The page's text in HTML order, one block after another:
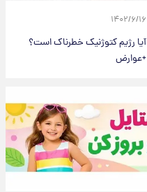
۱۴۰۲/۶/۱۶
آیا رژیم کتوژنیک خطرناک است؟
+عوارض